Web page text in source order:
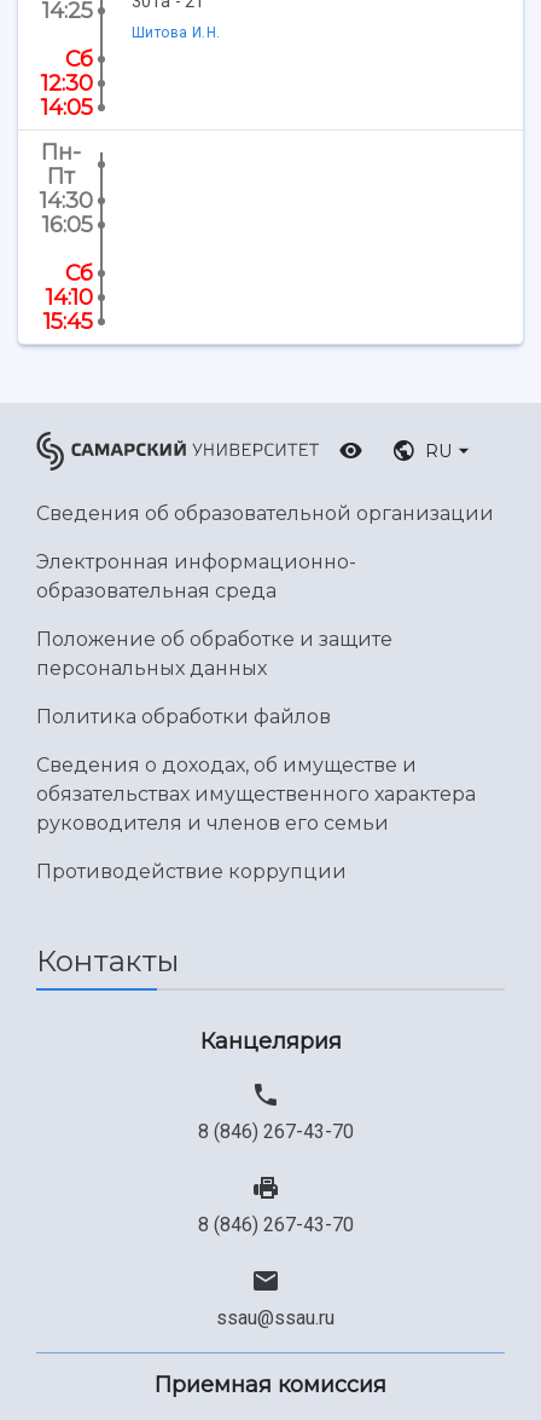
Ботанический сад
Умный дом бабочек
Международный межвузовский кампус
Сведения об образовательной организации
Официальные документы
14:25
Сб
12:30
14:05
Шитова И.Н.
Пн-
Пт
14:30
16:05
Сб
14:10
15:45
RU
Сведения об образовательной организации
Электронная информационно-
образовательная среда
Положение об обработке и защите
персональных данных
Политика обработки файлов
Сведения о доходах, об имуществе и
обязательствах имущественного характера
руководителя и членов его семьи
Противодействие коррупции
Контакты
Канцелярия
8 (846) 267-43-70
8 (846) 267-43-70
ssau@ssau.ru
Приемная комиссия